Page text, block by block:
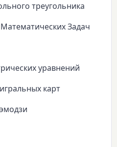
треугольника
Задач
уравнений
карт